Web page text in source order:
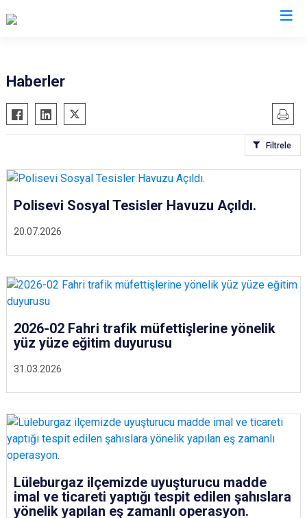
Haberler
Filtrele
20.07.2026
Polisevi Sosyal Tesisler Havuzu Açıldı.
31.03.2026
2026-02 Fahri trafik müfettişlerine yönelik
yüz yüze eğitim duyurusu
Lüleburgaz ilçemizde uyuşturucu madde
imal ve ticareti yaptığı tespit edilen şahıslara
yönelik yapılan eş zamanlı operasyon.